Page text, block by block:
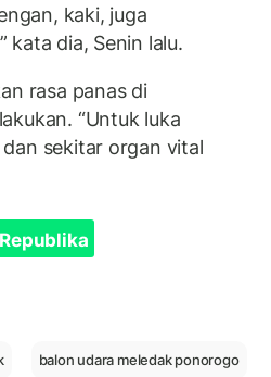
kaki, juga
kata dia, Senin lalu.
rasa panas di
“Untuk luka
sekitar organ vital
balon udara meledak ponorogo